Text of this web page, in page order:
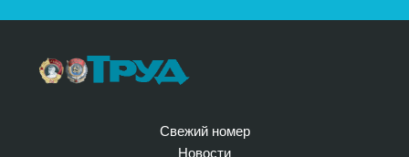
Свежий номер
Новости